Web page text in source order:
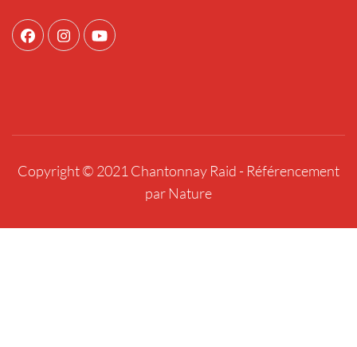
Copyright © 2021 Chantonnay Raid - Référencement
par Nature